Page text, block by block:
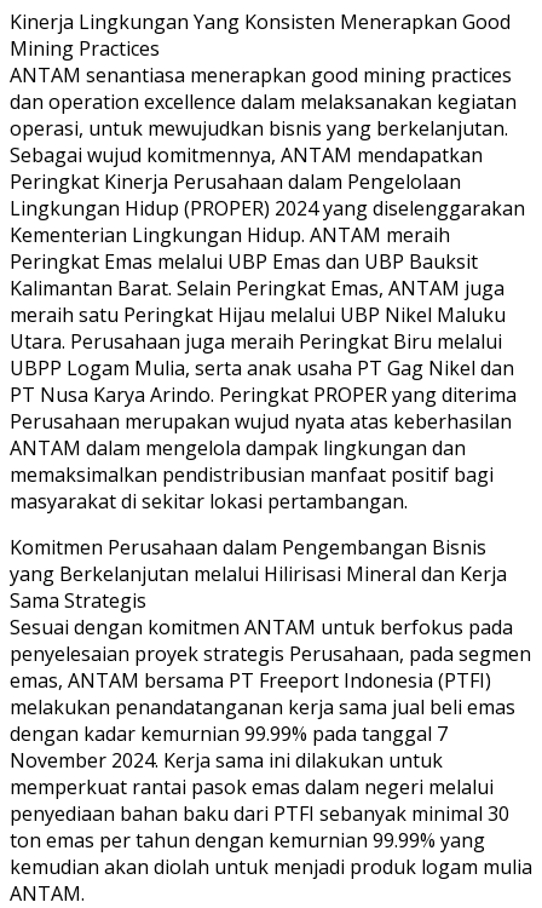
Kinerja Lingkungan Yang Konsisten Menerapkan Good
Mining Practices
ANTAM senantiasa menerapkan good mining practices
dan operation excellence dalam melaksanakan kegiatan
operasi, untuk mewujudkan bisnis yang berkelanjutan.
Sebagai wujud komitmennya, ANTAM mendapatkan
Peringkat Kinerja Perusahaan dalam Pengelolaan
Lingkungan Hidup (PROPER) 2024 yang diselenggarakan
Kementerian Lingkungan Hidup. ANTAM meraih
Peringkat Emas melalui UBP Emas dan UBP Bauksit
Kalimantan Barat. Selain Peringkat Emas, ANTAM juga
meraih satu Peringkat Hijau melalui UBP Nikel Maluku
Utara. Perusahaan juga meraih Peringkat Biru melalui
UBPP Logam Mulia, serta anak usaha PT Gag Nikel dan
PT Nusa Karya Arindo. Peringkat PROPER yang diterima
Perusahaan merupakan wujud nyata atas keberhasilan
ANTAM dalam mengelola dampak lingkungan dan
memaksimalkan pendistribusian manfaat positif bagi
masyarakat di sekitar lokasi pertambangan.
Komitmen Perusahaan dalam Pengembangan Bisnis
yang Berkelanjutan melalui Hilirisasi Mineral dan Kerja
Sama Strategis
Sesuai dengan komitmen ANTAM untuk berfokus pada
penyelesaian proyek strategis Perusahaan, pada segmen
emas, ANTAM bersama PT Freeport Indonesia (PTFI)
melakukan penandatanganan kerja sama jual beli emas
dengan kadar kemurnian 99.99% pada tanggal 7
November 2024. Kerja sama ini dilakukan untuk
memperkuat rantai pasok emas dalam negeri melalui
penyediaan bahan baku dari PTFI sebanyak minimal 30
ton emas per tahun dengan kemurnian 99.99% yang
kemudian akan diolah untuk menjadi produk logam mulia
ANTAM.